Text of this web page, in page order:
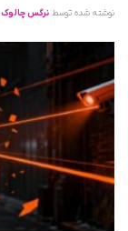
نوشته شده توسط نرگس چالوک